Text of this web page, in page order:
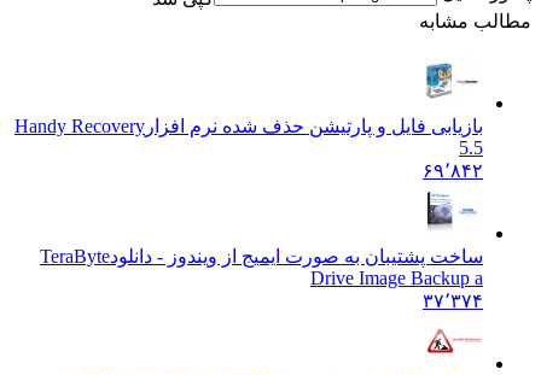
مشابه
بازیابی فایل و پارتیشن حذف شده نرم افزار Handy Recovery
۶۹٬۸۴۲
ساخت پشتیبان به صورت ایمیج از ویندوز - دانلود TeraByte
Drive Image Backup a
۳۷٬۳۷۴